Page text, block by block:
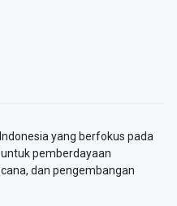
yang berfokus pada
pemberdayaan
dan pengembangan